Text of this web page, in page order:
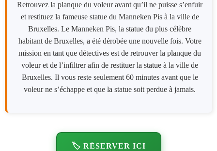
Retrouvez la planque du voleur avant qu’il ne puisse s’enfuir
et restituez la fameuse statue du Manneken Pis à la ville de
Bruxelles. Le Manneken Pis, la statue du plus célèbre
habitant de Bruxelles, a été dérobée une nouvelle fois. Votre
mission en tant que détectives est de retrouver la planque du
voleur et de l’infiltrer afin de restituer la statue à la ville de
Bruxelles. Il vous reste seulement 60 minutes avant que le
voleur ne s’échappe et que la statue soit perdue à jamais.
🏷️ RÉSERVER ICI